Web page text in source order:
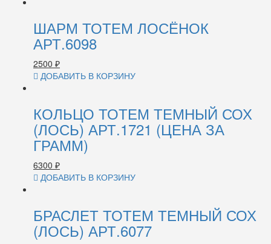
ШАРМ ТОТЕМ ЛОСЁНОК
АРТ.6098
2500 ₽
ДОБАВИТЬ В КОРЗИНУ
КОЛЬЦО ТОТЕМ ТЕМНЫЙ СОХ
(ЛОСЬ) АРТ.1721 (ЦЕНА ЗА
ГРАММ)
6300 ₽
ДОБАВИТЬ В КОРЗИНУ
БРАСЛЕТ ТОТЕМ ТЕМНЫЙ СОХ
(ЛОСЬ) АРТ.6077